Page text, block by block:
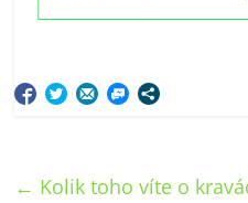
← Kolik toho víte o